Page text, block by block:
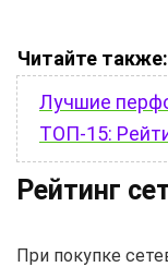
Читайте также:
Лучшие
ТОП-15:
Рейтинг
При покупке